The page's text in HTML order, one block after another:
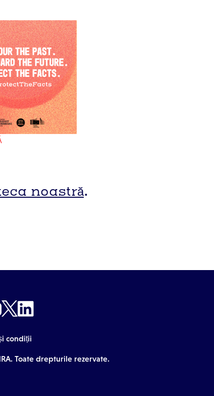
noastră.
condiții
Toate drepturile rezervate.